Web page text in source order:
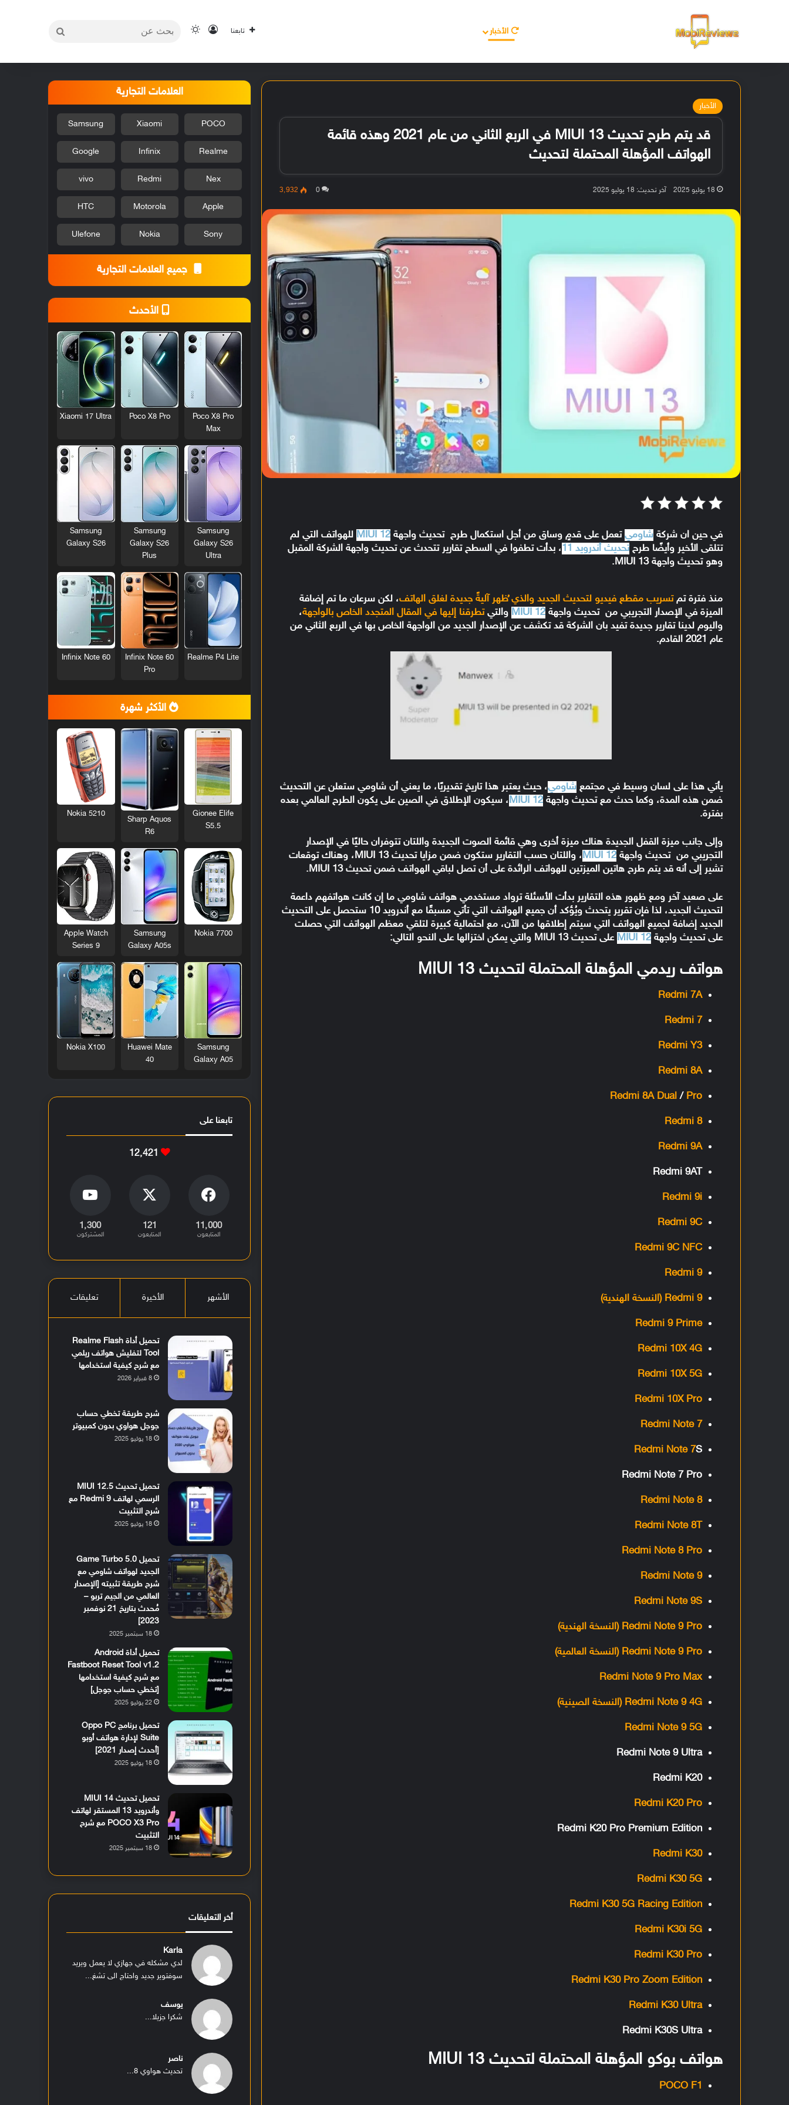
الأخبار تابعنا تسجيل الدخول
الوضع المظلم
الأخبار
قد يتم طرح تحديث MIUI 13 في الربع الثاني من عام 2021 وهذه قائمة
الهواتف المؤهلة المحتملة لتحديث
18 يوليو 2025 آخر تحديث: 18 يوليو 2025 0 3٬932
في حين ان شركةشاومي تعمل على قدمٍ وساق من أجل استكمال طرح تحديث واجهةMIUI 12 للهواتف التي لم
تتلقى الأخير وأيضًا طرحتحديث أندرويد 11
، بدأت تطفوا في السطح تقارير تتحدث عن تحديث واجهة الشركة المقبل
وهوتحديث واجهة MIUI 13.
منذ فترة تم تسريب مقطع فيديو لتحديث الجديد والذي ُظهر آليةً جديدة لغلق الهاتف، لكن سرعان ما تم إضافة
الميزة في الإصدار التجريبي من تحديث واجهةMIUI 12 والتيتطرقنا إليها في المقال المتجدد الخاص بالواجهة،
واليوم لدينا تقارير جديدة تفيد بان الشركة قد تكشف عن الإصدار الجديد من الواجهة الخاص بها في الربع الثاني من
عام 2021 القادم.
يأتي هذا على لسان وسيط في مجتمعشاومي، حيث يعتبر هذا تاريخ تقديريًا، ما يعني أن شاومي ستعلن عن التحديث
ضمن هذه المدة، وكما حدث مع تحديث واجهةMIUI 12، سيكون الإطلاق في الصين على يكون الطرح العالمي بعده
بفترة.
وإلى جانب ميزة القفل الجديدة هناك ميزة أخرى وهي قائمة الصوت الجديدة واللتان تتوفران حاليًا في الإصدار
التجريبي من تحديث واجهةMIUI 12
، واللتان حسب التقارير ستكون ضمن مزايا تحديث MIUI 13، وهناك توقعات
تشير إلى أنه قد يتم طرح هاتين الميزتين للهواتف الرائدة على أن تصل لباقي الهواتف ضمن تحديث MIUI 13.
على صعيد آخر ومع ظهور هذه التقارير بدأت الأسئلة ترواد مستخدمي هواتف شاومي ما إن كانت هواتفهم داعمة
لتحديث الجديد، لذا فإن تقرير يتحدث ويُؤكد أن جميع الهواتف التي تأتي مسبقًا مع أندرويد 10 ستحصل على التحديث
الجديد إضافة لجميع الهواتف التي سيتم إطلاقها من الآن، مع احتمالية كبيرة لتلقي معظم الهواتف التي حصلت
على تحديث واجهةMIUI 12 على تحديث MIUI 13 والتي يمكن اختزالها على النحو التالي:
هواتف ريدمي المؤهلة المحتملة لتحديث MIUI 13
Redmi 7A
Redmi 7
Redmi Y3
Redmi 8A
Redmi 8A Dual/ Pro
Redmi 8
Redmi 9A
Redmi 9AT
Redmi 9i
Redmi 9C
Redmi 9C NFC
Redmi 9
Redmi 9 (النسخة الهندية)
Redmi 9 Prime
Redmi 10X 4G
Redmi 10X 5G
Redmi 10X Pro
Redmi Note 7
Redmi Note 7S
Redmi Note 7 Pro
Redmi Note 8
Redmi Note 8T
Redmi Note 8 Pro
Redmi Note 9
Redmi Note 9S
Redmi Note 9 Pro (النسخة الهندية)
Redmi Note 9 Pro (النسخة العالمية)
Redmi Note 9 Pro Max
Redmi Note 9 4G (النسخة الصينية)
Redmi Note 9 5G
Redmi Note 9 Ultra
Redmi K20
Redmi K20 Pro
Redmi K20 Pro Premium Edition
Redmi K30
Redmi K30 5G
Redmi K30 5G Racing Edition
Redmi K30i 5G
Redmi K30 Pro
Redmi K30 Pro Zoom Edition
Redmi K30 Ultra
Redmi K30S Ultra
هواتف بوكو المؤهلة المحتملة لتحديث MIUI 13
POCO F1
العلامات التجارية
POCO
Xiaomi
Samsung
Realme
Infinix
Google
Nex
Redmi
vivo
Apple
Motorola
HTC
Sony
Nokia
Ulefone
جميع العلامات التجارية
الأحدث
Poco X8 Pro
Max
Poco X8 Pro
Xiaomi 17 Ultra
Samsung
Galaxy S26
Ultra
Samsung
Galaxy S26
Plus
Samsung
Galaxy S26
Realme P4 Lite
Infinix Note 60
Pro
Infinix Note 60
الأكثر شهرة
Gionee Elife
S5.5
Sharp Aquos
R6
Nokia 5210
Nokia 7700
Samsung
Galaxy A05s
Apple Watch
Series 9
Samsung
Galaxy A05
Huawei Mate
40
Nokia X100
تابعنا على
12٬421
11٬000
المتابعون
121
المتابعون
1٬300
المشتركون
الأشهر الأخيرة تعليقات
تحميل أداة Realme Flash
Tool لتفليش هواتف ريلمي
مع شرح كيفية استخدامها
8 فبراير 2026
شرح طريقة تخطي حساب
جوجل هواوي بدون كمبيوتر
18 يوليو 2025
تحميل تحديث MIUI 12.5
الرسمي لهاتف Redmi 9 مع
شرح التثبيت
18 يوليو 2025
تحميل Game Turbo 5.0
الجديد لهواتف شاومي مع
شرح طريقة تثبيته [الإصدار
العالمي من الجيم تربو –
مُحدث بتاريخ 21 نوفمبر
2023]
18 سبتمبر 2025
تحميل أداة Android
Fastboot Reset Tool v1.2
مع شرح كيفية استخدامها
[تخطي حساب جوجل]
22 يوليو 2025
تحميل برنامج Oppo PC
Suite لإدارة هواتف أوبو
[أحدث إصدار 2021]
18 يوليو 2025
تحميل تحديث MIUI 14
وأندرويد 13 المستقر لهاتف
POCO X3 Pro مع شرح
التثبيت
18 سبتمبر 2025
أخر التعليقات
Karla
لدي مشكله في جهازي لا يعمل ويريد
سوفتوير جديد واحتاج الى تشغ...
يوسف
شكرا جزيلا...
ناصر
تحديث هواوي 8...